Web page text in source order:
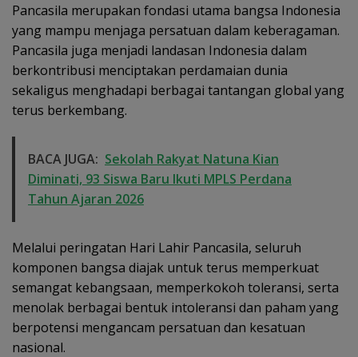
Pancasila merupakan fondasi utama bangsa Indonesia
yang mampu menjaga persatuan dalam keberagaman.
Pancasila juga menjadi landasan Indonesia dalam
berkontribusi menciptakan perdamaian dunia
sekaligus menghadapi berbagai tantangan global yang
terus berkembang.
BACA JUGA: Sekolah Rakyat Natuna Kian
Diminati, 93 Siswa Baru Ikuti MPLS Perdana
Tahun Ajaran 2026
Melalui peringatan Hari Lahir Pancasila, seluruh
komponen bangsa diajak untuk terus memperkuat
semangat kebangsaan, memperkokoh toleransi, serta
menolak berbagai bentuk intoleransi dan paham yang
berpotensi mengancam persatuan dan kesatuan
nasional.